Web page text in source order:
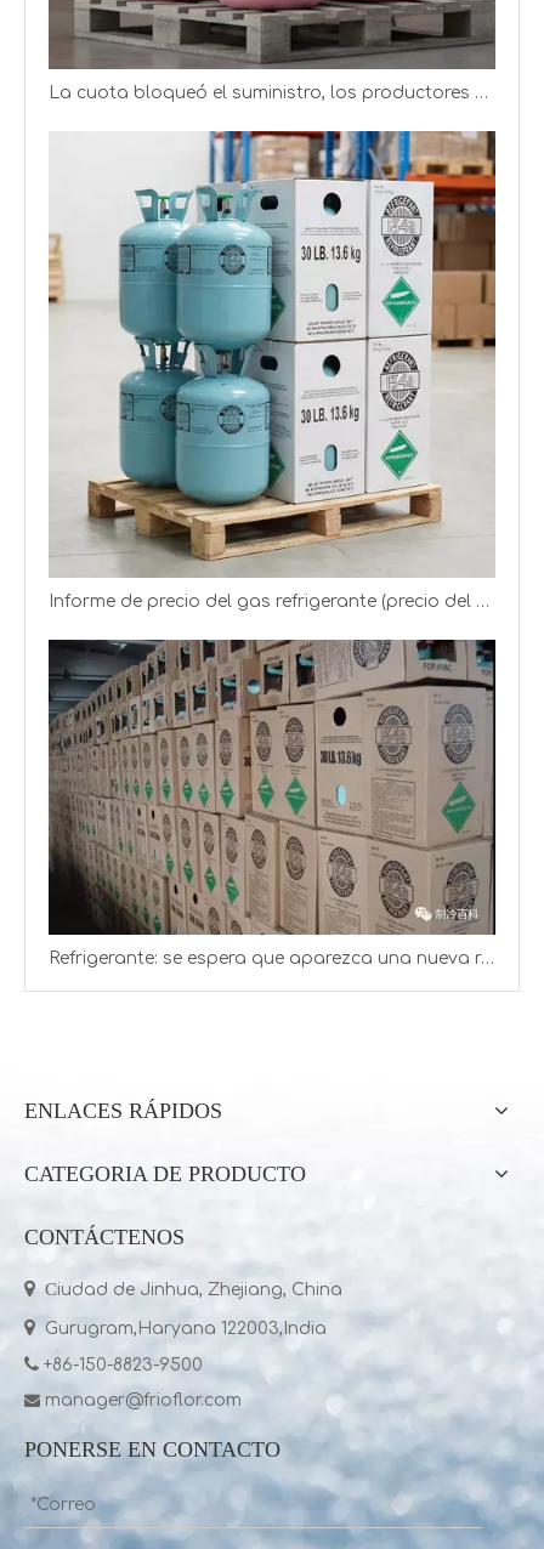
La cuota bloqueó el suministro, los productores de refrigerantes obtienen mejores ganancias
Informe de precio del gas refrigerante (precio del gas R22 R134a R125)
Refrigerante: se espera que aparezca una nueva ronda de aumentos de precios
ENLACES RÁPIDOS
CATEGORIA DE PRODUCTO
CONTÁCTENOS
 Ciudad de Jinhua, Zhejiang, China
 Gurugram,Haryana 122003,India
 +86-150-8823-9500
 manager@frioflor.com
PONERSE EN CONTACTO